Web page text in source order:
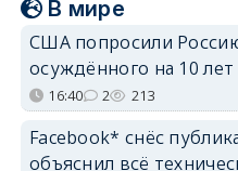
В мире
США попросили
осуждённого на 10
16:40 2 213
Facebook* снёс
объяснил всё